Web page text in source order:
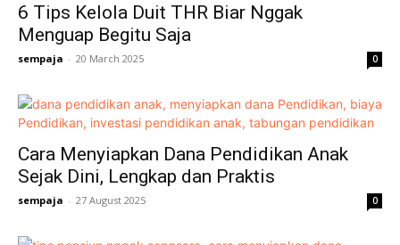
6 Tips Kelola Duit THR Biar Nggak
Menguap Begitu Saja
sempaja - 20 March 2025 0
Cara Menyiapkan Dana Pendidikan Anak
Sejak Dini, Lengkap dan Praktis
sempaja - 27 August 2025 0